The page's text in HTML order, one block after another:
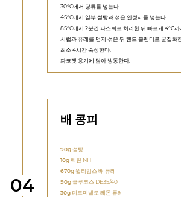
30°C에서 당류를 넣는다.
45°C에서 일부 설탕과 섞은 안정제를 넣는다.
85°C에서 2분간 파스퇴르 처리한 뒤 빠르게 4°C까
시럽과 퓨레를 먼저 섞은 뒤 핸드 블렌더로 균질화
최소 4시간 숙성한다.
파코젯 용기에 담아 냉동한다.
단계
04
배 콩피
90g설탕
10g펙틴 NH
670g 윌리엄스 배 퓨레
90g글루코스 DE35/40
30g페르미넬로 레몬 퓨레